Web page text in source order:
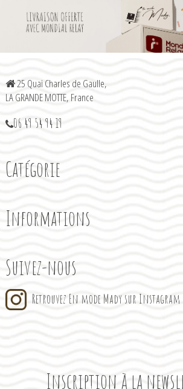
25 Quai Charles de Gaulle,
LA GRANDE MOTTE, France
06 49 54 94 19
Catégorie
Informations
Suivez-nous
Retrouvez En mode Mady sur Instagram
Inscription à la